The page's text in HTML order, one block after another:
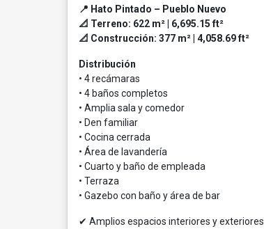
📍 Hato Pintado – Pueblo Nuevo
📐 Terreno: 622 m² | 6,695.15 ft²
📐 Construcción: 377 m² | 4,058.69 ft²
Distribución
• 4 recámaras
• 4 baños completos
• Amplia sala y comedor
• Den familiar
• Cocina cerrada
• Área de lavandería
• Cuarto y baño de empleada
• Terraza
• Gazebo con baño y área de bar
✔ Amplios espacios interiores y exteriores